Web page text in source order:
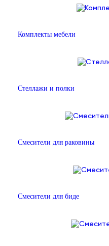
Комплекты мебели
Стеллажи и полки
Смесители для раковины
Смесители для биде